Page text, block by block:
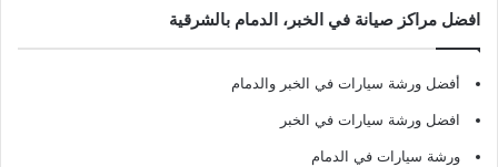
افضل مراكز صيانة في الخبر، الدمام بالشرقية
أفضل ورشة سيارات في الخبر والدمام
افضل ورشة سيارات في الخبر
ورشة سيارات في الدمام